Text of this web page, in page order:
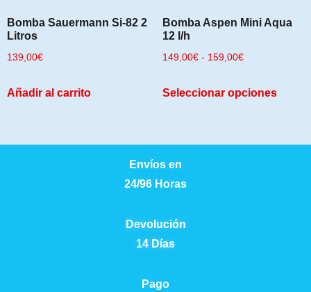
Bomba Sauermann Si-82 2
Litros
139,00€
Añadir al carrito
Bomba Aspen Mini Aqua
12 l/h
149,00€ - 159,00€
Seleccionar opciones
Envíos en
24/96 Horas
Devolución
14 Días
Pago